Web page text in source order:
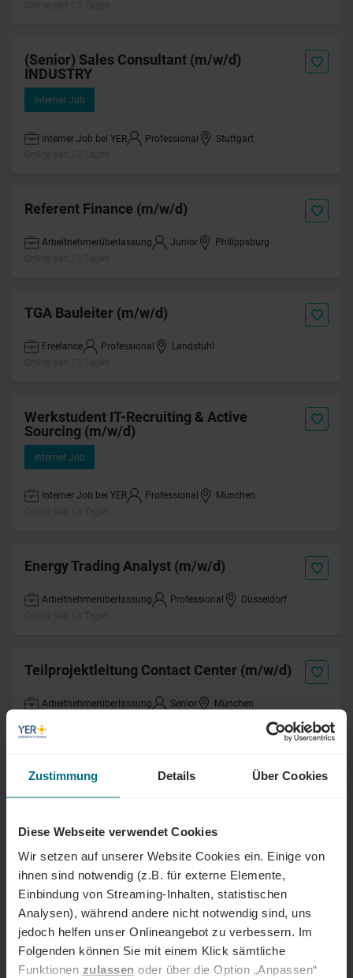
Zustimmung Details Über Cookies
Diese Webseite verwendet Cookies
Wir setzen auf unserer Website Cookies ein. Einige von
ihnen sind notwendig (z.B. für externe Elemente,
Einbindung von Streaming-Inhalten, statistischen
Analysen), während andere nicht notwendig sind, uns
jedoch helfen unser Onlineangebot zu verbessern. Im
Folgenden können Sie mit einem Klick sämtliche
Funktionen zulassen oder über die Option „Anpassen“
(Senior) Sales Consultant (m/w/d)
INDUSTRY
Interner Job
Interner Job bei YER Professional
Stuttgart
Referent Finance (m/w/d)
Arbeitnehmerüberlassung Junior
Philippsburg
TGA Bauleiter (m/w/d)
Freelance Professional
Landstuhl
Werkstudent IT-Recruiting & Active
Sourcing (m/w/d)
Interner Job
Interner Job bei YER Professional
München
Energy Trading Analyst (m/w/d)
Arbeitnehmerüberlassung Professional
Düsseldorf
Teilprojektleitung Contact Center (m/w/d)
Arbeitnehmerüberlassung Senior
München
Koordinator Dokumentenmanagement
Online seit 13 Tagen
Referent Projekt- und
Anforderungsmanagement (m/w/d)
Professional
Online seit 13 Tagen